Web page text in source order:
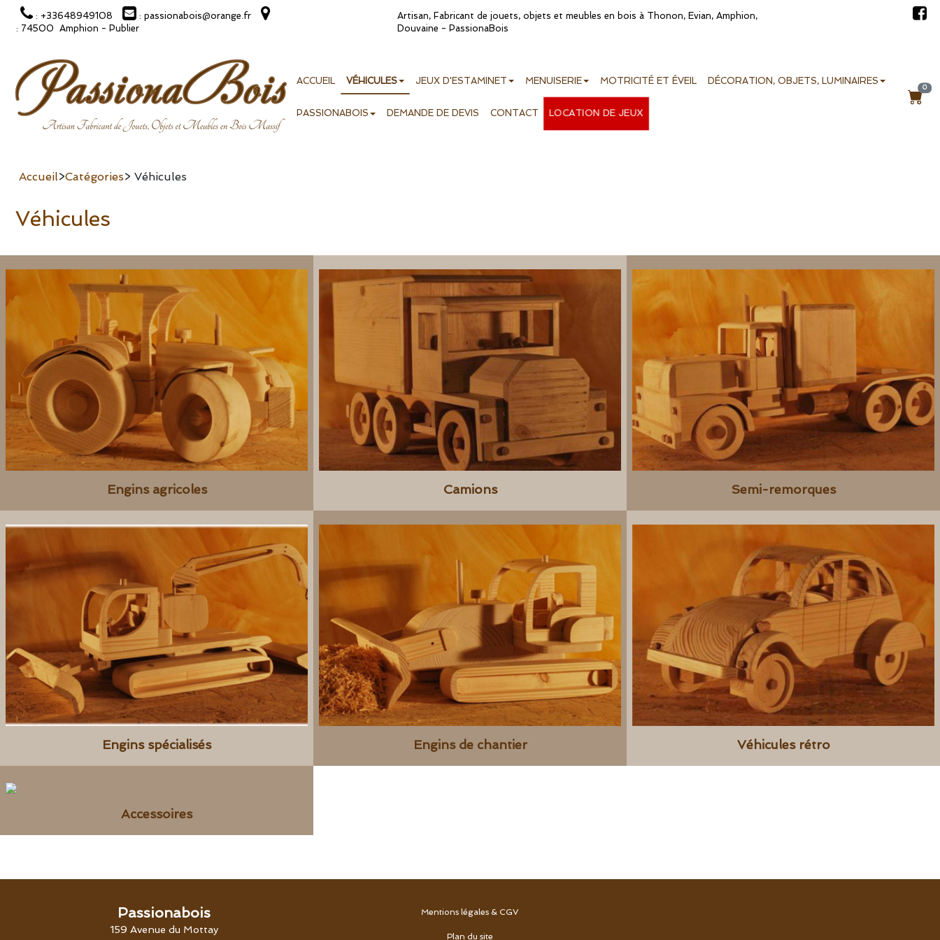
: +33648949108
: passionabois@orange.fr
: 74500 Amphion - Publier
Artisan, Fabricant de jouets, objets et meubles en bois à Thonon, Evian, Amphion,
Douvaine - PassionaBois
ACCUEIL VÉHICULES JEUX D'ESTAMINET MENUISERIE MOTRICITÉ ET ÉVEIL DÉCORATION, OBJETS, LUMINAIRES
PASSIONABOIS DEMANDE DE DEVIS CONTACT LOCATION DE JEUX
0
Accueil>Catégories> Véhicules
Véhicules
Engins agricoles Camions Semi-remorques
Engins spécialisés Engins de chantier Véhicules rétro
Accessoires
Passionabois
159 Avenue du Mottay
Mentions légales & CGV
Plan du site